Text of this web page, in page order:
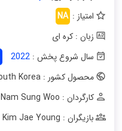
امتیاز : NA
زبان : کره ای
سال شروع پخش :2022
محصول کشور : South Korea
کارگردان : Nam Sung Woo
بازیگران : Park Min Young Kim Jae Young